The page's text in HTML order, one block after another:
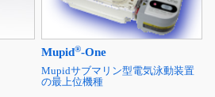
Mupid®-One
Mupidサブマリン型電気泳動装置
の最上位機種